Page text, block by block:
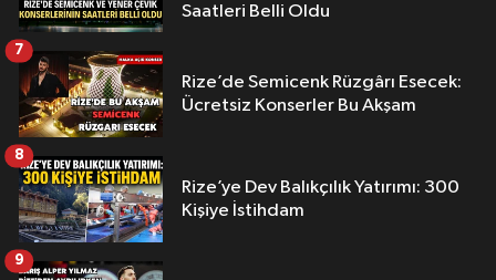
Saatleri Belli Oldu
Rize’de Semicenk Rüzgârı Esecek:
Ücretsiz Konserler Bu Akşam
7
Rize’ye Dev Balıkçılık Yatırımı: 300
Kişiye İstihdam
8
9